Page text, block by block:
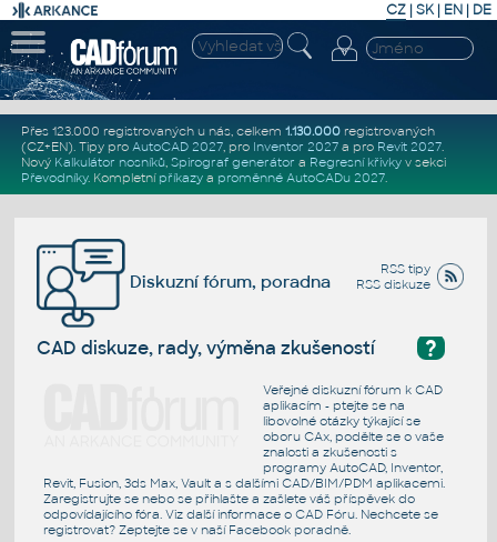
CZ | SK| EN | DE
Přes 123.000 registrovaných u nás, celkem 1.130.000registrovaných
(CZ+EN). Tipy pro AutoCAD 2027, pro Inventor 2027a pro Revit 2027.
Nový Kalkulátor nosníků, Spirograf generátor a Regresní křivkyv sekci
Převodníky. Kompletní příkazya proměnné AutoCADu 2027.
RSS tipy
RSS diskuze
Diskuzní fórum, poradna
?
CAD diskuze, rady, výměna zkušeností
Veřejné diskuzní fórum k CAD
aplikacím - ptejte se na
libovolné otázky týkající se
oboru CAx, podělte se o vaše
znalosti a zkušenosti s
programy AutoCAD, Inventor,
Revit, Fusion, 3ds Max, Vault a s dalšími CAD/BIM/PDM aplikacemi.
Zaregistrujte se nebo se přihlašte a zašlete váš příspěvek do
odpovídajícího fóra. Viz další informace o CAD Fóru. Nechcete se
registrovat? Zeptejte se v naší Facebook poradně.